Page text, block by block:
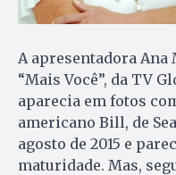
A apresentadora Ana
“Mais Você”, da TV
aparecia em fotos
americano Bill, de
agosto de 2015 e
maturidade. Mas,